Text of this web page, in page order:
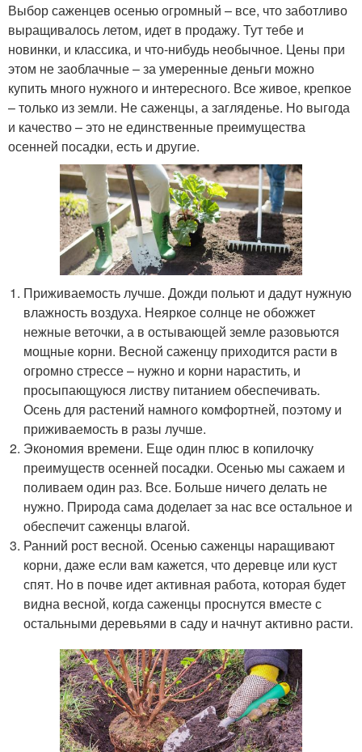
Выбор саженцев осенью огромный – все, что заботливо
выращивалось летом, идет в продажу. Тут тебе и
новинки, и классика, и что-нибудь необычное. Цены при
этом не заоблачные – за умеренные деньги можно
купить много нужного и интересного. Все живое, крепкое
– только из земли. Не саженцы, а загляденье. Но выгода
и качество – это не единственные преимущества
осенней посадки, есть и другие.
Приживаемость лучше. Дожди польют и дадут нужную
влажность воздуха. Неяркое солнце не обожжет
нежные веточки, а в остывающей земле разовьются
мощные корни. Весной саженцу приходится расти в
огромно стрессе – нужно и корни нарастить, и
просыпающуюся листву питанием обеспечивать.
Осень для растений намного комфортней, поэтому и
приживаемость в разы лучше.
Экономия времени. Еще один плюс в копилочку
преимуществ осенней посадки. Осенью мы сажаем и
поливаем один раз. Все. Больше ничего делать не
нужно. Природа сама доделает за нас все остальное и
обеспечит саженцы влагой.
Ранний рост весной. Осенью саженцы наращивают
корни, даже если вам кажется, что деревце или куст
спят. Но в почве идет активная работа, которая будет
видна весной, когда саженцы проснутся вместе с
остальными деревьями в саду и начнут активно расти.